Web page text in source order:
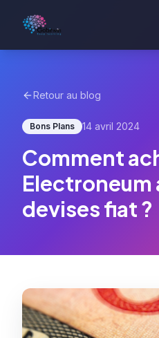
Retour au blog
Bons Plans 14 avril 2024
Comment
Electroneum
devises fiat ?